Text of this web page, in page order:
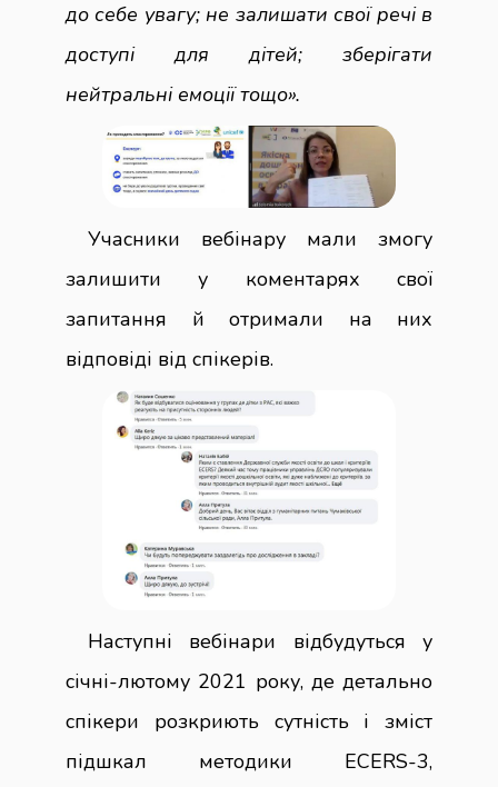
до себе увагу; не залишати свої речі в
доступі для дітей; зберігати
нейтральні емоції тощо».
Учасники вебінару мали змогу
залишити у коментарях свої
запитання й отримали на них
відповіді від спікерів.
Наступні вебінари відбудуться у
січні-лютому 2021 року, де детально
спікери розкриють сутність і зміст
підшкал методики ECERS-3,